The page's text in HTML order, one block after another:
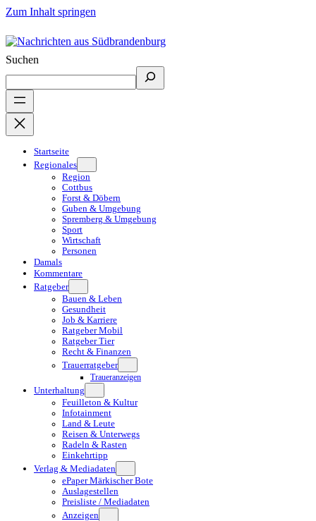
Zum Inhalt springen
Suchen
Startseite
Regionales
Region
Cottbus
Forst & Döbern
Guben & Umgebung
Spremberg & Umgebung
Sport
Wirtschaft
Personen
Damals
Kommentare
Ratgeber
Bauen & Leben
Gesundheit
Job & Karriere
Ratgeber Mobil
Ratgeber Tier
Recht & Finanzen
Trauerratgeber
Traueranzeigen
Unterhaltung
Feuilleton & Kultur
Infotainment
Land & Leute
Reisen & Unterwegs
Radeln & Rasten
Einkehrtipp
Verlag & Mediadaten
ePaper Märkischer Bote
Auslagestellen
Preisliste / Mediadaten
Anzeigen